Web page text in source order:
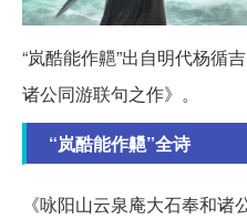
“岚酷能作齆”出自明代杨循
诸公同游联句之作》。
“岚酷能作齆”全诗
《咏阳山云泉庵大石奉和诸